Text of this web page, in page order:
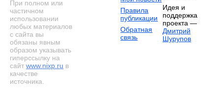
При полном или
частичном
использовании
любых материалов
с сайта вы
обязаны явным
образом указывать
гиперссылку на
сайт www.nixp.ru в
качестве
источника.
Правила
публикации
Обратная
связь
Идея и
поддержка
проекта —
Дмитрий
Шурупов